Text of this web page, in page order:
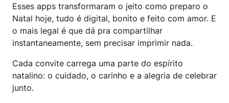
Esses apps transformaram o jeito como preparo o
Natal hoje, tudo é digital, bonito e feito com amor. E
o mais legal é que dá pra compartilhar
instantaneamente, sem precisar imprimir nada.
Cada convite carrega uma parte do espírito
natalino: o cuidado, o carinho e a alegria de celebrar
junto.